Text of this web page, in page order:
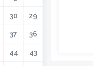
29
30
36
37
43
44